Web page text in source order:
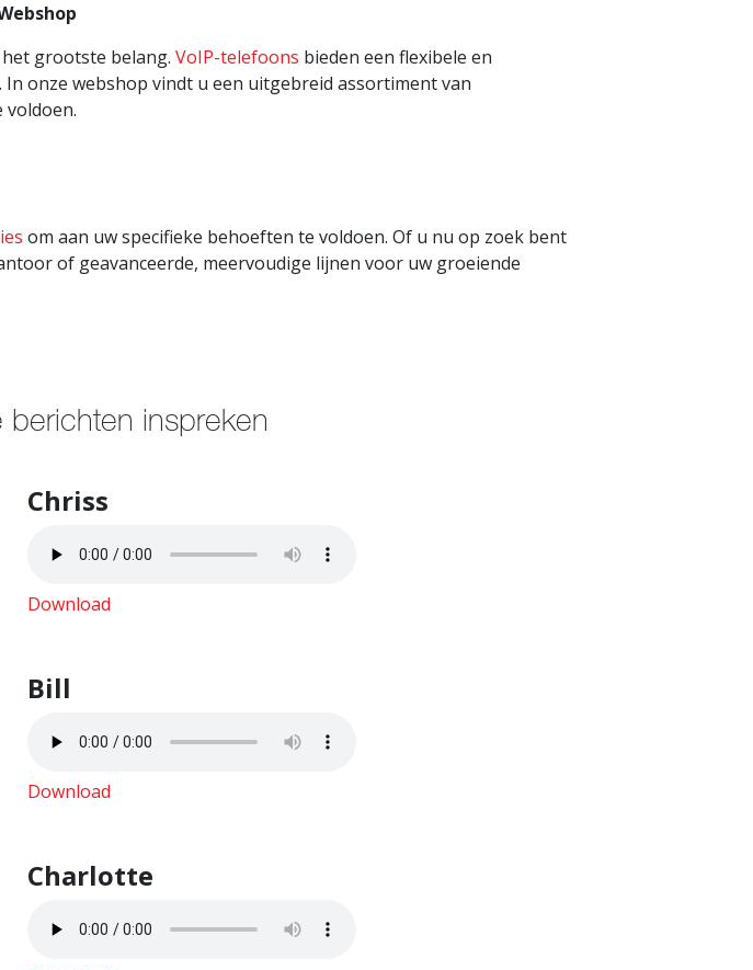
grootste belang. VoIP-telefoons bieden een flexibele en
onze webshop vindt u een uitgebreid assortiment van
om aan uw specifieke behoeften te voldoen. Of u nu op zoek bent
of geavanceerde, meervoudige lijnen voor uw groeiende
berichten inspreken
Chriss
Download
Bill
Download
Charlotte